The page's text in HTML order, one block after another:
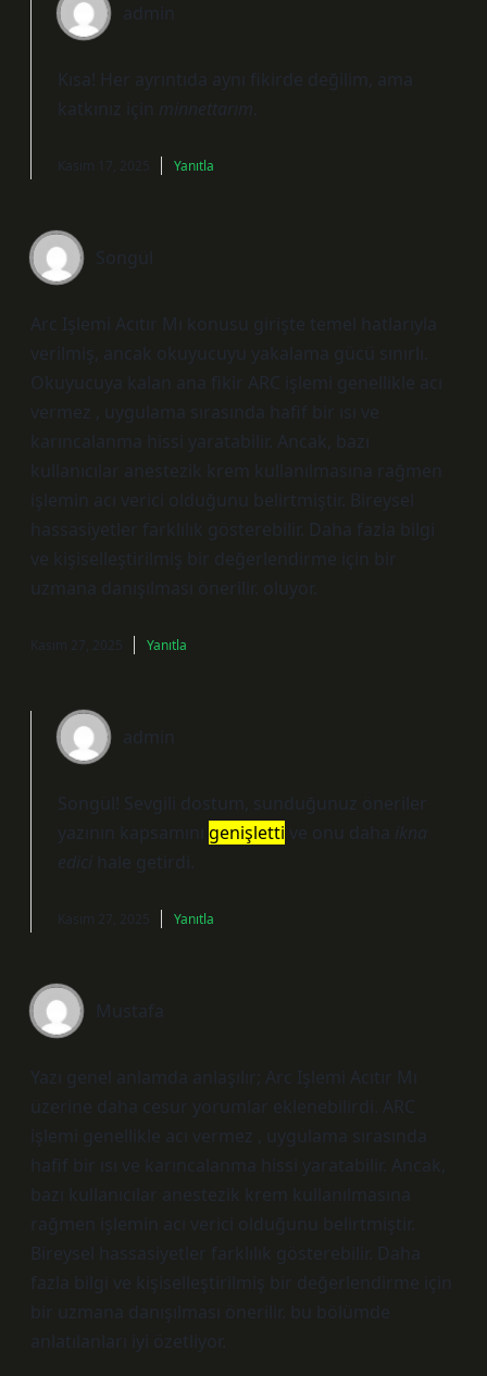
admin
Kısa! Her ayrıntıda aynı fikirde değilim, ama
katkınız için minnettarım
Kasım 17, 2025 Yanıtla
Songül
Arc Işlemi Acıtır Mı konusu girişte temel hatlarıyla
verilmiş, ancak okuyucuyu yakalama gücü sınırlı.
Okuyucuya kalan ana fikir ARC işlemi genellikle acı
vermez , uygulama sırasında hafif bir ısı ve
karıncalanma hissi yaratabilir. Ancak, bazı
kullanıcılar anestezik krem kullanılmasına rağmen
işlemin acı verici olduğunu belirtmiştir. Bireysel
hassasiyetler farklılık gösterebilir. Daha fazla bilgi
ve kişiselleştirilmiş bir değerlendirme için bir
uzmana danışılması önerilir. oluyor.
Kasım 27, 2025 Yanıtla
admin
Songül! Sevgili dostum, sunduğunuz öneriler
yazının kapsamını genişletti ve onu daha ikna
edici hale getirdi.
Kasım 27, 2025 Yanıtla
Mustafa
Yazı genel anlamda anlaşılır; Arc Işlemi Acıtır Mı
üzerine daha cesur yorumlar eklenebilirdi. ARC
işlemi genellikle acı vermez , uygulama sırasında
hafif bir ısı ve karıncalanma hissi yaratabilir. Ancak,
bazı kullanıcılar anestezik krem kullanılmasına
rağmen işlemin acı verici olduğunu belirtmiştir.
Bireysel hassasiyetler farklılık gösterebilir. Daha
fazla bilgi ve kişiselleştirilmiş bir değerlendirme için
bir uzmana danışılması önerilir. bu bölümde
anlatılanları iyi özetliyor.